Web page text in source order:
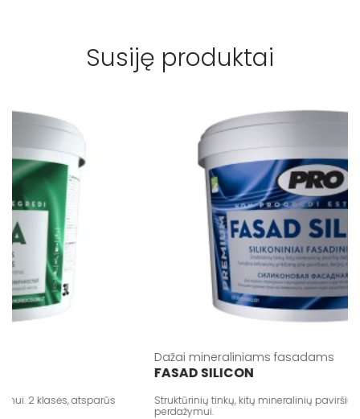
Susiję produktai
2 klasės, atsparūs
Dažai mineraliniams fasadams
FASAD SILICON
Struktūrinių tinkų, kitų mineralinių paviršių
perdažymui.